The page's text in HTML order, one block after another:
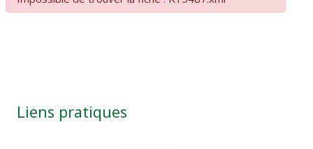
Liens pratiques